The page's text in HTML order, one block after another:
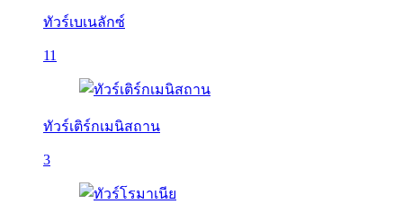
ทัวร์เบเนลักซ์
11
ทัวร์เติร์กเมนิสถาน
3